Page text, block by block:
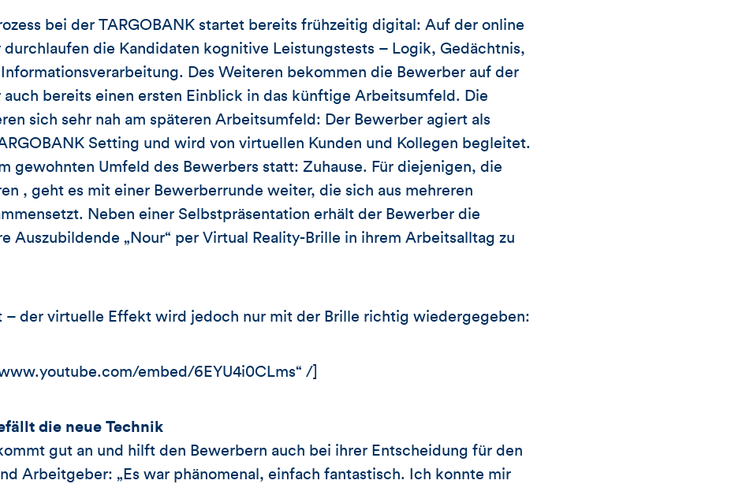
bei der TARGOBANK startet bereits frühzeitig digital: Auf der online
durchlaufen die Kandidaten kognitive Leistungstests – Logik, Gedächtnis,
Des Weiteren bekommen die Bewerber auf der
auch bereits einen ersten Einblick in das künftige Arbeitsumfeld. Die
sich sehr nah am späteren Arbeitsumfeld: Der Bewerber agiert als
Setting und wird von virtuellen Kunden und Kollegen begleitet.
gewohnten Umfeld des Bewerbers statt: Zuhause. Für diejenigen, die
, geht es mit einer Bewerberrunde weiter, die sich aus mehreren
Neben einer Selbstpräsentation erhält der Bewerber die
Auszubildende „Nour“ per Virtual Reality-Brille in ihrem Arbeitsalltag zu
– der virtuelle Effekt wird jedoch nur mit der Brille richtig wiedergegeben:
embed/6EYU4i0CLms“ /]
die neue Technik
gut an und hilft den Bewerbern auch bei ihrer Entscheidung für den
Arbeitgeber: „Es war phänomenal, einfach fantastisch. Ich konnte mir